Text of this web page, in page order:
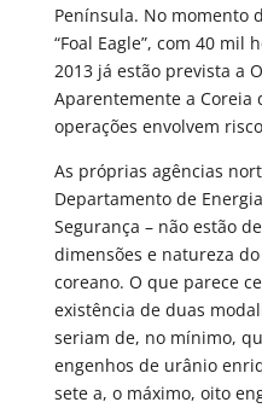
Península. No momento
“Foal Eagle”, com 40 mil
2013 já estão prevista a
Aparentemente a
operações envolvem
As próprias agências
Departamento de
Segurança – não estão
dimensões e natureza
coreano. O que parece
existência de duas
seriam de, no mínimo,
engenhos de urânio
sete a, o máximo, oito